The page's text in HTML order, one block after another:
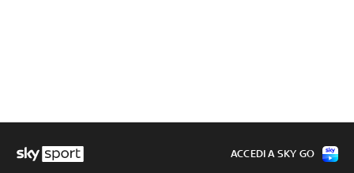
ACCEDI A SKY GO